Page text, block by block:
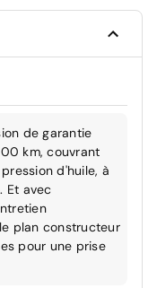
de garantie
km, couvrant
d'huile, à
Et avec
plan constructeur
pour une prise